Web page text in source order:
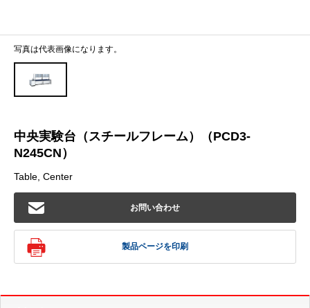
写真は代表画像になります。
中央実験台（スチールフレーム）（PCD3-
N245CN）
Table, Center
お問い合わせ
製品ページを印刷